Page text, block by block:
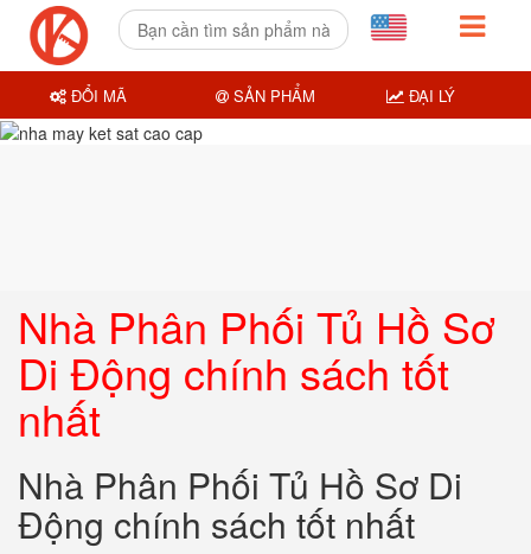
Nhà Phân Phối Tủ Hồ Sơ
Di Động chính sách tốt
nhất
Nhà Phân Phối Tủ Hồ Sơ Di
Động chính sách tốt nhất
ĐỔI MÃ SẢN PHẨM ĐẠI LÝ